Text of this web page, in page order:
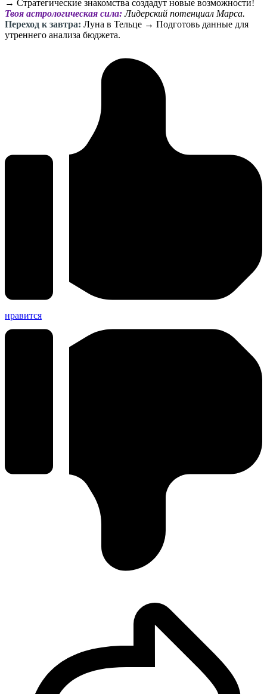
→ Стратегические знакомства создадут новые возможности!
Твоя астрологическая сила:Лидерский потенциал Марса.
Переход к завтра: Луна в Тельце → Подготовь данные для
утреннего анализа бюджета.
нравится